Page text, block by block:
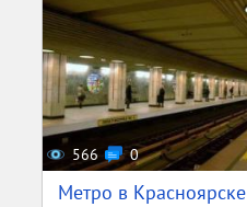
566 0
Метро в Красноярске